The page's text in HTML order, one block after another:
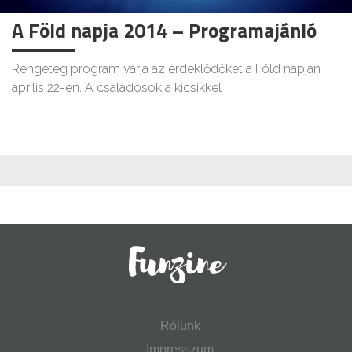
A Föld napja 2014 – Programajánló
Rengeteg program várja az érdeklődőket a Föld napján
április 22-én. A családosok a kicsikkel
Rólunk
Impresszum